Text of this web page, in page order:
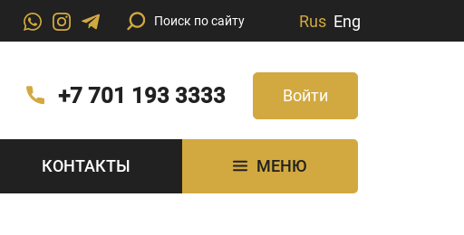
Rus Eng
+7 701 193 3333 Войти
КОНТАКТЫ МЕНЮ